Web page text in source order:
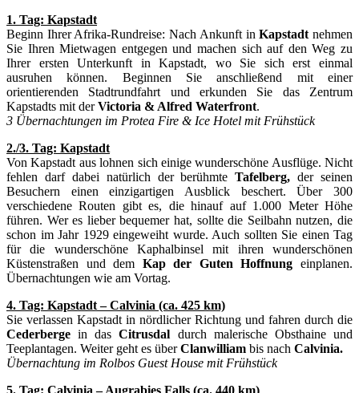
1. Tag: Kapstadt
Beginn Ihrer Afrika-Rundreise: Nach Ankunft inKapstadt nehmen
Sie Ihren Mietwagen entgegen und machen sich auf den Weg zu
Ihrer ersten Unterkunft in Kapstadt, wo Sie sich erst einmal
ausruhen können. Beginnen Sie anschließend mit einer
orientierenden Stadtrundfahrt und erkunden Sie das Zentrum
Kapstadts mit derVictoria & Alfred Waterfront.
3 Übernachtungen im Protea Fire & Ice Hotel mit Frühstück
2./3. Tag: Kapstadt
Von Kapstadt aus lohnen sich einige wunderschöne Ausflüge. Nicht
fehlen darf dabei natürlich der berühmteTafelberg, der seinen
Besuchern einen einzigartigen Ausblick beschert. Über 300
verschiedene Routen gibt es, die hinauf auf 1.000 Meter Höhe
führen. Wer es lieber bequemer hat, sollte die Seilbahn nutzen, die
schon im Jahr 1929 eingeweiht wurde. Auch sollten Sie einen Tag
für die wunderschöne Kaphalbinsel mit ihren wunderschönen
Küstenstraßen und dem Kap der Guten Hoffnung einplanen.
Übernachtungen wie am Vortag.
4. Tag: Kapstadt – Calvinia (ca. 425 km)
Sie verlassen Kapstadt in nördlicher Richtung und fahren durch die
Cederberge in dasCitrusdal durch malerische Obsthaine und
Teeplantagen. Weiter geht es überClanwilliam bis nach Calvinia.
Übernachtung im Rolbos Guest House mit Frühstück
5. Tag: Calvinia – Augrabies Falls (ca. 440 km)